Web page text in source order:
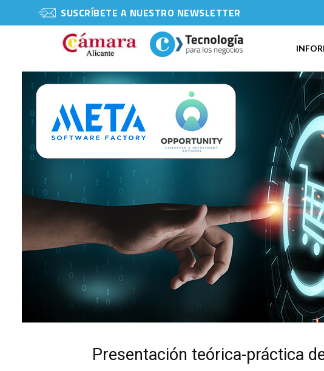
SUSCRÍBETE A NUESTRO NEWSLETTER
Presentación teórica-práctica